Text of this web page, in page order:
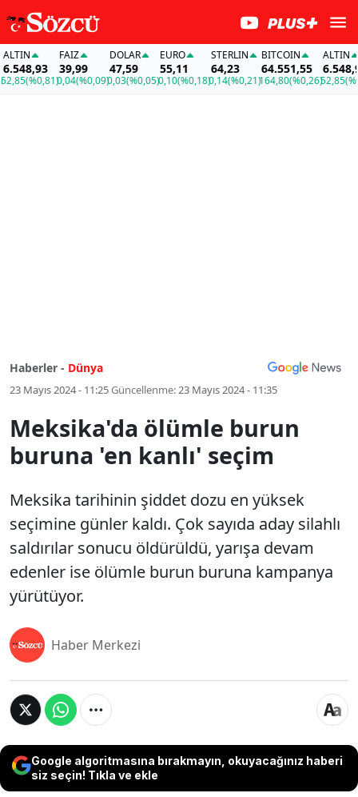
(%0,81)
FAİZ
39,99
0,04(%0,09)
DOLAR
47,59
0,03(%0,05)
EURO
55,11
0,10(%0,18)
STERLIN
64,23
0,14(%0,21)
BITCOIN
64.551,55
164,80(%0,26)
ALTIN
6.548,93
52,85(%0,81)
Haberler - Dünya
23 Mayıs 2024 - 11:25Güncellenme:23 Mayıs 2024 - 11:35
Meksika'da ölümle burun
buruna 'en kanlı' seçim
Meksika tarihinin şiddet dozu en yüksek
seçimine günler kaldı. Çok sayıda aday silahlı
saldırılar sonucu öldürüldü, yarışa devam
edenler ise ölümle burun buruna kampanya
yürütüyor.
Haber Merkezi
Google algoritmasına bırakmayın, okuyacağınız haberi
siz seçin! Tıkla ve ekle